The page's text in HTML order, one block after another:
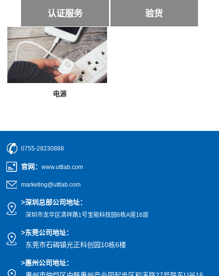
认证服务 验货
电源
0755-28230888
官网 ：www.uttlab.com
marketing@uttlab.com
>深圳总部公司地址：
深圳市龙华区清祥路1号宝能科技园6栋A座16层
>东莞公司地址：
东莞市石碣镇光正科创园10栋6楼
>惠州公司地址：